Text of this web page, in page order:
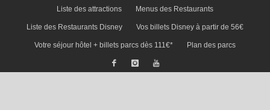
Liste des attractions Menus des Restaurants
Liste des Restaurants Disney Vos billets Disney à partir de 56€
Votre séjour hôtel + billets parcs dès 111€* Plan des parcs